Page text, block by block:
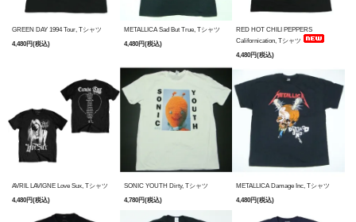
GREEN DAY 1994 Tour, Tシャツ
4,480円(税込)
METALLICA Sad But True, Tシャツ
4,480円(税込)
RED HOT CHILI PEPPERS
Californication, Tシャツ
4,480円(税込)
AVRIL LAVIGNE Love Sux, Tシャツ
4,480円(税込)
SONIC YOUTH Dirty, Tシャツ
4,780円(税込)
METALLICA Damage Inc, Tシャツ
4,480円(税込)